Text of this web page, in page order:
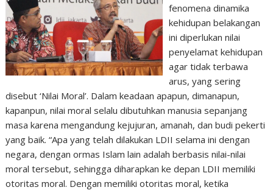
fenomena dinamika
kehidupan belakangan
ini diperlukan nilai
penyelamat kehidupan
agar tidak terbawa
arus, yang sering
disebut ‘Nilai Moral’. Dalam keadaan apapun, dimanapun,
kapanpun, nilai moral selalu dibutuhkan manusia sepanjang
masa karena mengandung kejujuran, amanah, dan budi pekerti
yang baik. “Apa yang telah dilakukan LDII selama ini dengan
negara, dengan ormas Islam lain adalah berbasis nilai-nilai
moral tersebut, sehingga diharapkan ke depan LDII memiliki
otoritas moral. Dengan memiliki otoritas moral, ketika